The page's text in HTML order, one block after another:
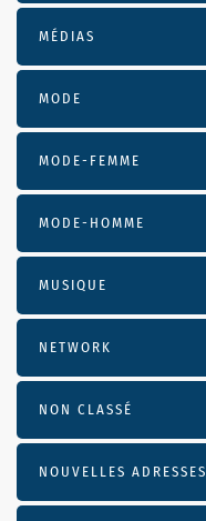
MÉDIAS
MODE
MODE-FEMME
MODE-HOMME
MUSIQUE
NETWORK
NON CLASSÉ
NOUVELLES ADRESSES